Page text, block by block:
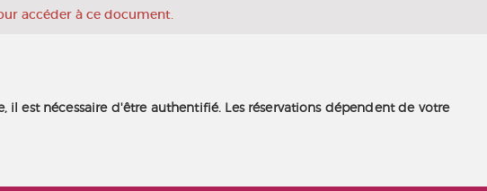
accéder à ce document.
il est nécessaire d'être authentifié. Les réservations dépendent de votre